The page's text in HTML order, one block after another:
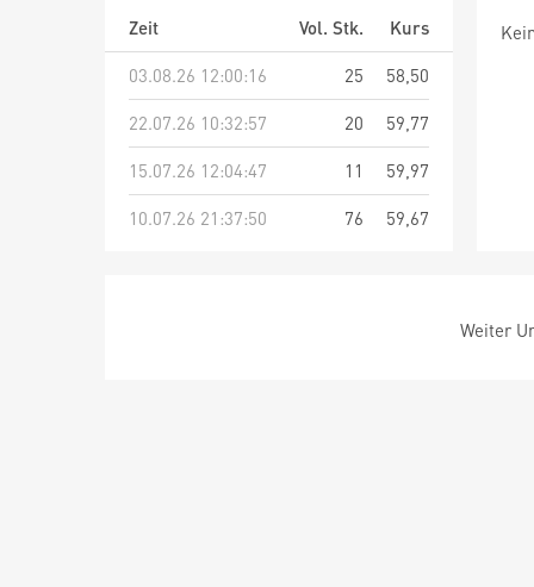
Zeit Vol. Stk.
Kurs
03.08.26 12:00:16
25
58,50
22.07.26 10:32:57
20
59,77
15.07.26 12:04:47
11
59,97
10.07.26 21:37:50
76 59,67
Weiter